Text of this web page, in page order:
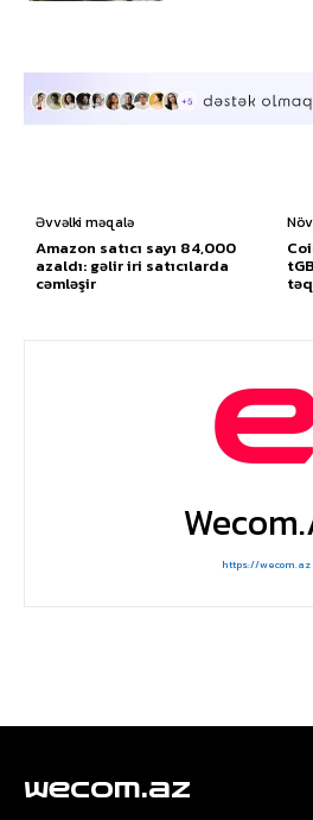
Əvvəlki məqalə
Amazon satıcı sayı 84,000
azaldı: gəlir iri satıcılarda
cəmləşir
https://wecom.az
wecom.az